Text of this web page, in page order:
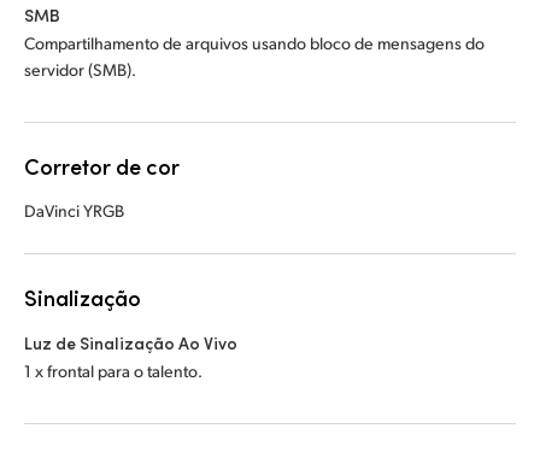
SMB
Compartilhamento de arquivos usando bloco de mensagens do
servidor (SMB).
Corretor de cor
DaVinci YRGB
Sinalização
Luz de Sinalização Ao Vivo
1 x frontal para o talento.